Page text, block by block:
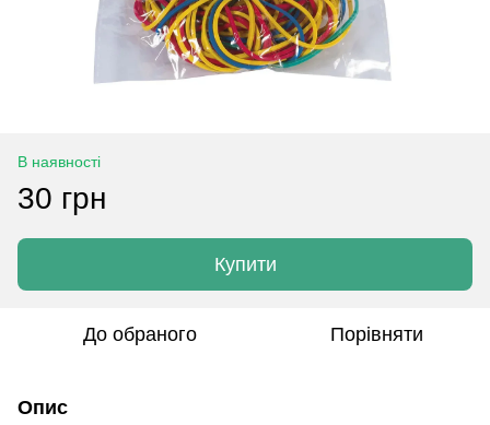
В наявності
30 грн
Купити
До обраного Порівняти
Опис